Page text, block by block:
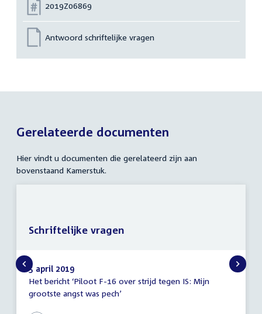
Nummer:
2019Z06869
Antwoord schriftelijke vragen
Gerelateerde documenten
Hier vindt u documenten die gerelateerd zijn aan
bovenstaand Kamerstuk.
Schriftelijke
vragen
5 april 2019
Het bericht ‘Piloot F-16 over strijd tegen IS: Mijn
grootste angst was pech’
Schriftelijke vragen